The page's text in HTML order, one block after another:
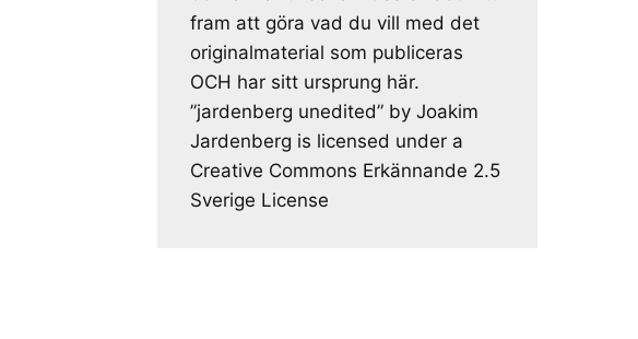
fram att göra vad du vill med det
originalmaterial som publiceras
OCH har sitt ursprung här.
”jardenberg unedited” by Joakim
Jardenberg is licensed under a
Creative Commons Erkännande 2.5
Sverige License